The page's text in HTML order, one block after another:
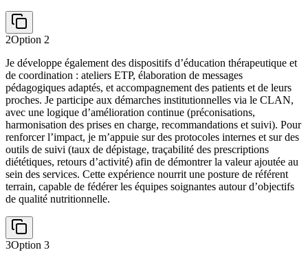
2Option 2
Je développe également des dispositifs d’éducation thérapeutique et
de coordination : ateliers ETP, élaboration de messages
pédagogiques adaptés, et accompagnement des patients et de leurs
proches. Je participe aux démarches institutionnelles via le CLAN,
avec une logique d’amélioration continue (préconisations,
harmonisation des prises en charge, recommandations et suivi). Pour
renforcer l’impact, je m’appuie sur des protocoles internes et sur des
outils de suivi (taux de dépistage, traçabilité des prescriptions
diététiques, retours d’activité) afin de démontrer la valeur ajoutée au
sein des services. Cette expérience nourrit une posture de référent
terrain, capable de fédérer les équipes soignantes autour d’objectifs
de qualité nutritionnelle.
3Option 3